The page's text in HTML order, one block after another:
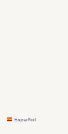
Español